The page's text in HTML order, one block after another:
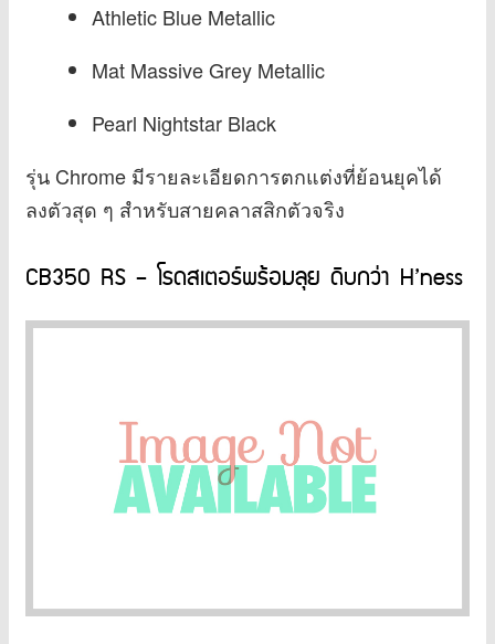
Athletic Blue Metallic
Mat Massive Grey Metallic
Pearl Nightstar Black
รุ่น Chrome มีรายละเอียดการตกแต่งที่ย้อนยุคได้
ลงตัวสุด ๆ สำหรับสายคลาสสิกตัวจริง
CB350 RS – โรดสเตอร์พร้อมลุย ดิบกว่า H’ness